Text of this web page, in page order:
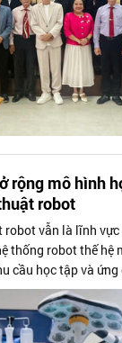
rộng mô hình
robot
robot vẫn là lĩnh
thống robot thế hệ
cầu học tập và
các bệnh viện lớn